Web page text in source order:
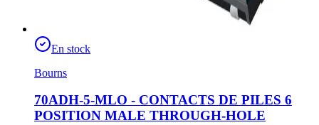
En stock
Bourns
70ADH-5-MLO - CONTACTS DE PILES 6
POSITION MALE THROUGH-HOLE